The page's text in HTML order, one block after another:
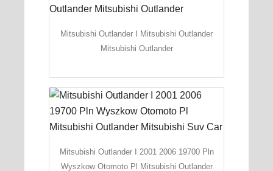
Mitsubishi Outlander I Mitsubishi Outlander
Mitsubishi Outlander
Mitsubishi Outlander I 2001 2006 19700 Pln
Wyszkow Otomoto Pl Mitsubishi Outlander